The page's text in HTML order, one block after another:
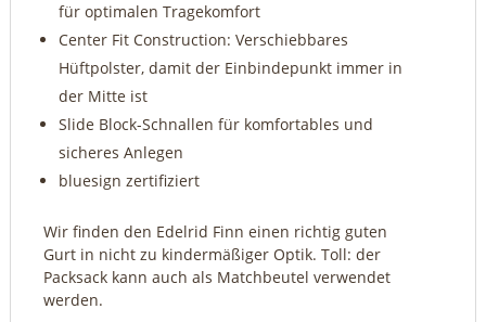
für optimalen Tragekomfort
Center Fit Construction: Verschiebbares
Hüftpolster, damit der Einbindepunkt immer in
der Mitte ist
Slide Block-Schnallen für komfortables und
sicheres Anlegen
bluesign zertifiziert
Wir finden den Edelrid Finn einen richtig guten
Gurt in nicht zu kindermäßiger Optik. Toll: der
Packsack kann auch als Matchbeutel verwendet
werden.